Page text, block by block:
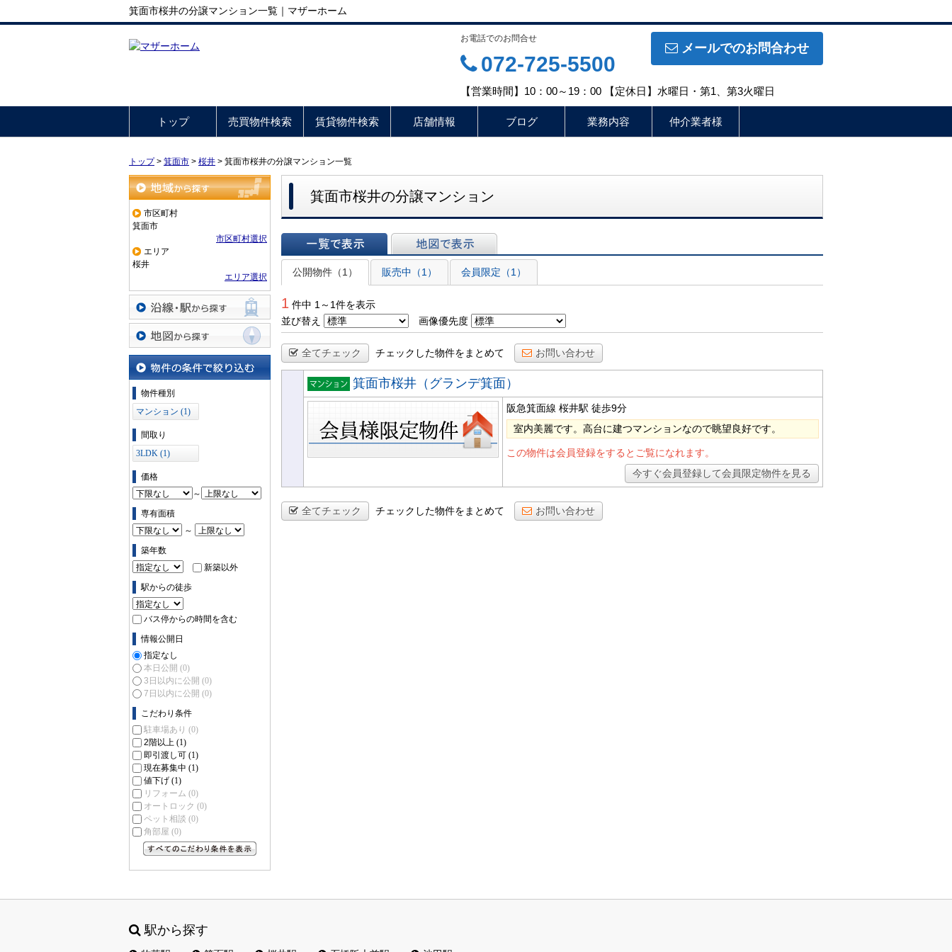
箕面市桜井の分譲マンション一覧｜マザーホーム
メールでのお問合わせ
お電話でのお問合せ
072-725-5500
【営業時間】10：00～19：00 【定休日】水曜日・第1、第3火曜日
トップ 売買物件検索 賃貸物件検索 店舗情報 ブログ 業務内容 仲介業者様
トップ> 箕面市 > 桜井 > 箕面市桜井の分譲マンション一覧
地域から探す
市区町村
箕面市
市区町村選択
エリア
桜井
エリア選択
沿線・駅から探す
地図から探す
物件の条件で絞り込む
物件種別
マンション (1)
間取り
3LDK (1)
価格
～
専有面積
～
築年数
新築以外
駅からの徒歩
バス停からの時間を含む
情報公開日
指定なし
本日公開 (0)
3日以内に公開 (0)
7日以内に公開 (0)
こだわり条件
駐車場あり (0)
2階以上 (1)
即引渡し可 (1)
現在募集中 (1)
値下げ (1)
リフォーム (0)
オートロック (0)
ペット相談 (0)
角部屋 (0)
箕面市桜井の分譲マンション
一覧で表示
地図で表示
公開物件（1）
販売中（1） 会員限定（1）
1 件中 1～1件を表示
並び替え
画像優先度
全てチェック チェックした物件をまとめて お問い合わせ
マンショ
箕面市桜井（グランデ箕面）
阪急箕面線 桜井駅 徒歩9分
室内美麗です。高台に建つマンションなので眺望良好です。
この物件は会員登録をするとご覧になれます。
今すぐ会員登録して会員限定物件を見る
全てチェック チェックした物件をまとめて お問い合わせ
駅から探す